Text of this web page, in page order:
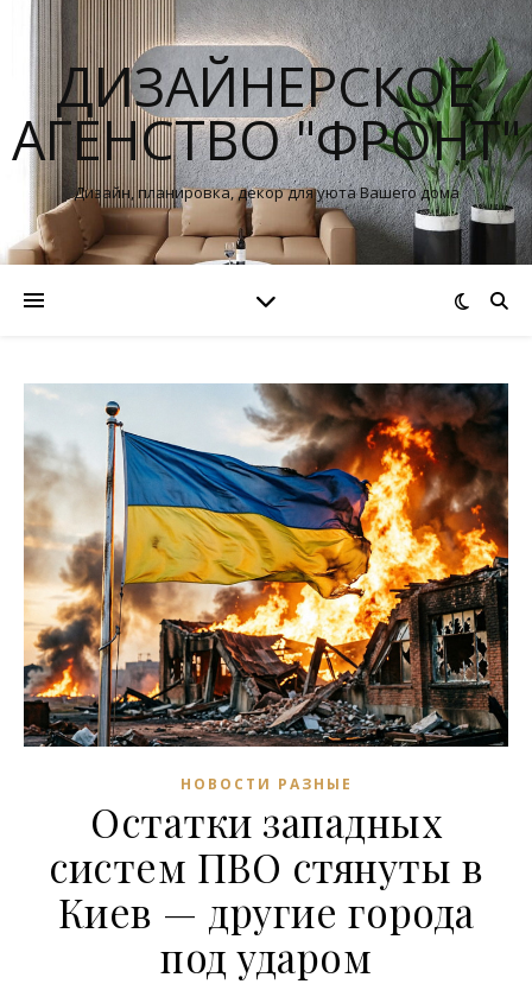
ДИЗАЙНЕРСКОЕ
АГЕНСТВО "ФРОНТ"
Дизайн, планировка, декор для уюта Вашего дома
НОВОСТИ РАЗНЫЕ
Остатки западных
систем ПВО стянуты в
Киев — другие города
под ударом